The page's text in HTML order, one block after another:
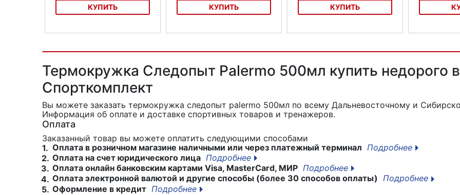
КУПИТЬ КУПИТЬ КУПИТЬ
Термокружка Следопыт Palermo 500мл купить недорого
Спорткомплект
Вы можете заказать термокружка следопыт palermo 500мл по всему Дальневосточному и
Информация об оплате и доставке спортивных товаров и тренажеров.
Оплата
Заказанный товар вы можете оплатить следующими способами
1. Оплата в розничном магазине наличными или через платежный терминал Подробнее
2. Оплата на счет юридического лица Подробнее
3. Оплата онлайн банковским картами Visa, MasterCard, МИР Подробнее
4. Оплата электронной валютой и другие способы (более 30 способов оплаты) Подробнее
5. Оформление в кредит Подробнее